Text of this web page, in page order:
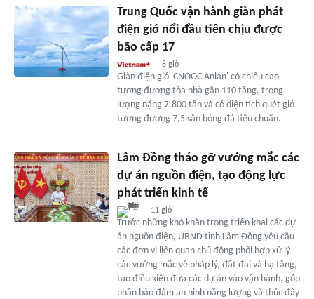
Trung Quốc vận hành giàn phát
điện gió nổi đầu tiên chịu được
bão cấp 17
8 giờ
Giàn điện gió 'CNOOC Anlan' có chiều cao
tương đương tòa nhà gần 110 tầng, trọng
lượng nặng 7.800 tấn và có diện tích quét gió
tương đương 7,5 sân bóng đá tiêu chuẩn.
Lâm Đồng tháo gỡ vướng mắc các
dự án nguồn điện, tạo động lực
phát triển kinh tế
11 giờ
Trước những khó khăn trong triển khai các dự
án nguồn điện, UBND tỉnh Lâm Đồng yêu cầu
các đơn vị liên quan chủ động phối hợp xử lý
các vướng mắc về pháp lý, đất đai và hạ tầng,
tạo điều kiện đưa các dự án vào vận hành, góp
phần bảo đảm an ninh năng lượng và thúc đẩy